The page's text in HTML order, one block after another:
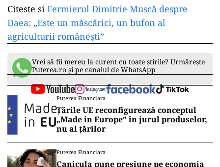
Citeste si Fermierul Dimitrie Muscă despre
Daea: „Este un măscărici, un bufon al
agriculturii românești”
Vrei să fii mereu la curent cu toate știrile? Urmărește
Puterea.ro și pe canalul de WhatsApp
Puterea Financiara
Țările UE reconfigurează conceptul
„Made in Europe” în jurul produselor,
nu al țărilor
Puterea Financiara
Canicula pune presiune pe economia